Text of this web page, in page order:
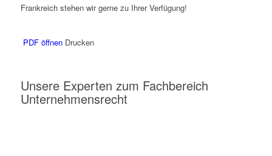
Frankreich stehen wir gerne zu Ihrer Verfügung!
PDF öffnen Drucken
Unsere Experten zum Fachbereich
Unternehmensrecht